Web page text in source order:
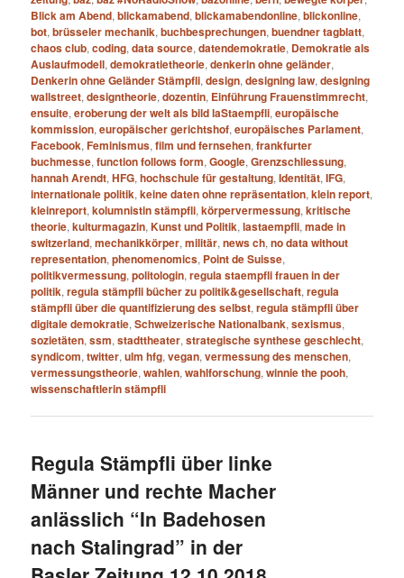
Blick am Abend,blickamabend,blickamabendonline,blickonline,
bot,brüsseler mechanik,buchbesprechungen,buendner tagblatt,
chaos club,coding,data source,datendemokratie, Demokratie als
Auslaufmodell,demokratietheorie,denkerin ohne geländer,
Denkerin ohne Geländer Stämpfli,design,designing law,designing
wallstreet,designtheorie,dozentin, Einführung Frauenstimmrecht,
ensuite,eroberung der welt als bild laStaempfli,europäische
kommission,europäischer gerichtshof,europäisches Parlament,
Facebook,Feminismus,film und fernsehen,frankfurter
buchmesse,function follows form,Google,Grenzschliessung,
hannah Arendt,HFG,hochschule für gestaltung,Identität,IFG,
internationale politik,keine daten ohne repräsentation,klein report,
kleinreport,kolumnistin stämpfli,körpervermessung,kritische
theorie,kulturmagazin,Kunst und Politik,lastaempfli,made in
switzerland,mechanikkörper,militär,news ch,no data without
representation,phenomenomics, Point de Suisse,
politikvermessung,politologin,regula staempfli frauen in der
politik,regula stämpfli bücher zu politik&gesellschaft,regula
stämpfli über die quantifizierung des selbst,regula stämpfli über
digitale demokratie,Schweizerische Nationalbank,sexismus,
sozietäten,ssm,stadttheater,strategische synthese geschlecht,
syndicom,twitter,ulm hfg,vegan,vermessung des menschen,
vermessungstheorie,wahlen,wahlforschung,winnie the pooh,
wissenschaftlerin stämpfli
Regula Stämpfli über linke
Männer und rechte Macher
anlässlich “In Badehosen
nach Stalingrad” in der